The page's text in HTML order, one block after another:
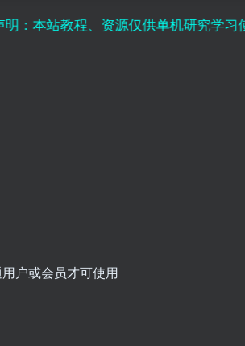
教程、资源仅供单机研究学习使用，
户或会员才可使用